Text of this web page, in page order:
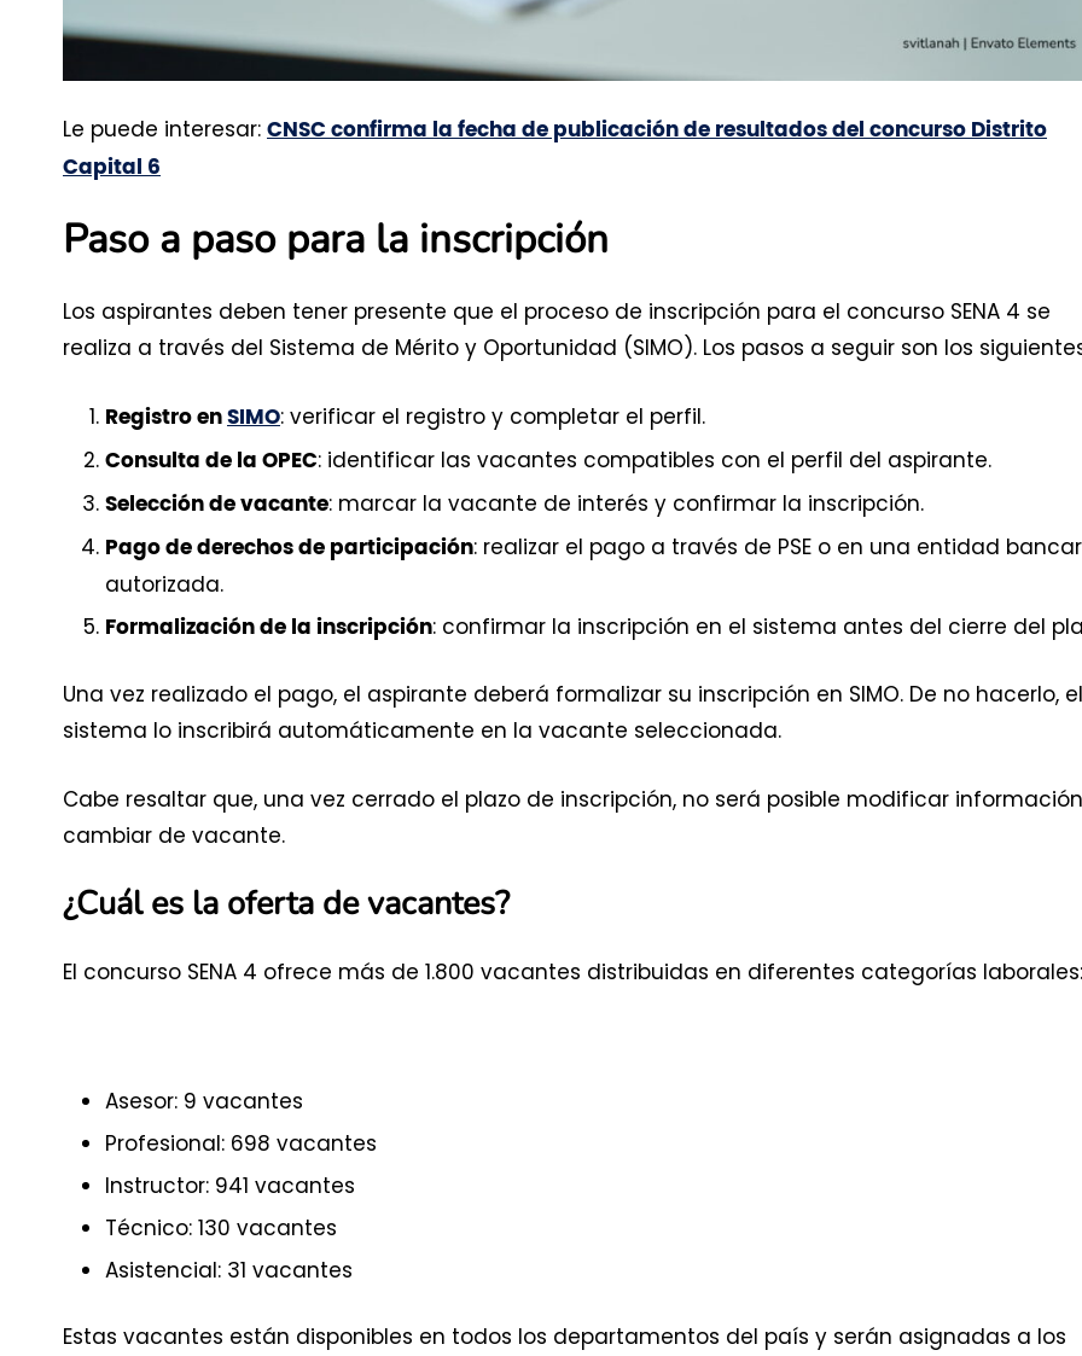
Le puede interesar: CNSC confirma la fecha de publicación de resultados del concurso Distrito
Capital 6
Paso a paso para la inscripción
Los aspirantes deben tener presente que el proceso de inscripción para el concurso SENA 4 se
realiza a través del Sistema de Mérito y Oportunidad (SIMO). Los pasos a seguir son los
Registro en SIMO: verificar el registro y completar el perfil.
Consulta de la OPEC: identificar las vacantes compatibles con el perfil del aspirante.
Selección de vacante: marcar la vacante de interés y confirmar la inscripción.
Pago de derechos de participación: realizar el pago a través de PSE o en una entidad
autorizada.
Formalización de la inscripción: confirmar la inscripción en el sistema antes del cierre del
Una vez realizado el pago, el aspirante deberá formalizar su inscripción en SIMO. De no hacerlo, el
sistema lo inscribirá automáticamente en la vacante seleccionada.
Cabe resaltar que, una vez cerrado el plazo de inscripción, no será posible modificar
cambiar de vacante.
¿Cuál es la oferta de vacantes?
El concurso SENA 4 ofrece más de 1.800 vacantes distribuidas en diferentes categorías laborales:
Asesor: 9 vacantes
Profesional: 698 vacantes
Instructor: 941 vacantes
Técnico: 130 vacantes
Asistencial: 31 vacantes
Estas vacantes están disponibles en todos los departamentos del país y serán asignadas a los